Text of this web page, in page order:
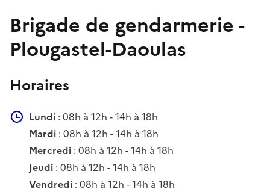
Brigade de gendarmerie -
Plougastel-Daoulas
Horaires
Lundi : 08h à 12h - 14h à 18h
Mardi : 08h à 12h - 14h à 18h
Mercredi : 08h à 12h - 14h à 18h
Jeudi : 08h à 12h - 14h à 18h
Vendredi : 08h à 12h - 14h à 18h